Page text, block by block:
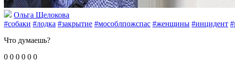
Ольга Щелокова
#собаки #лодка #закрытие #мособлпожспас #женщины #инцидент
Что думаешь?
0 0 0 0 0 0